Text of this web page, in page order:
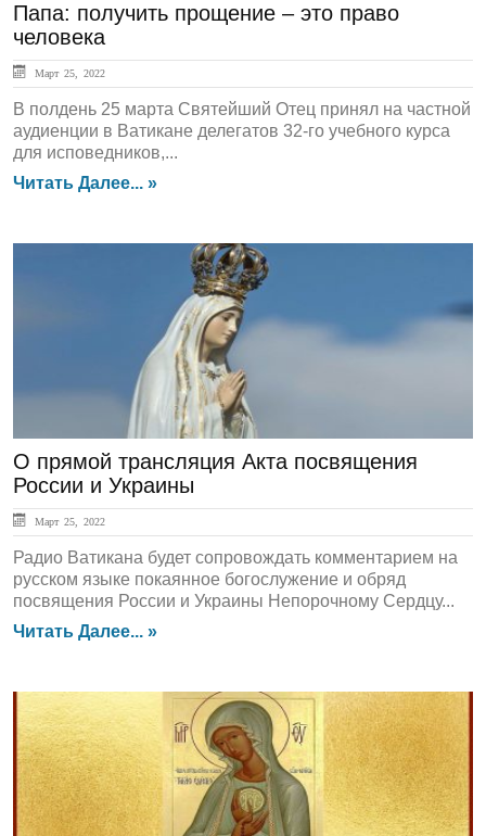
Папа: получить прощение – это право
человека
Март 25, 2022
В полдень 25 марта Святейший Отец принял на частной
аудиенции в Ватикане делегатов 32-го учебного курса
для исповедников,...
Читать Далее... »
ЛЕНТА НОВОСТЕЙ
О прямой трансляция Акта посвящения
России и Украины
Март 25, 2022
Радио Ватикана будет сопровождать комментарием на
русском языке покаянное богослужение и обряд
посвящения России и Украины Непорочному Сердцу...
Читать Далее... »
ЛЕНТА НОВОСТЕЙ